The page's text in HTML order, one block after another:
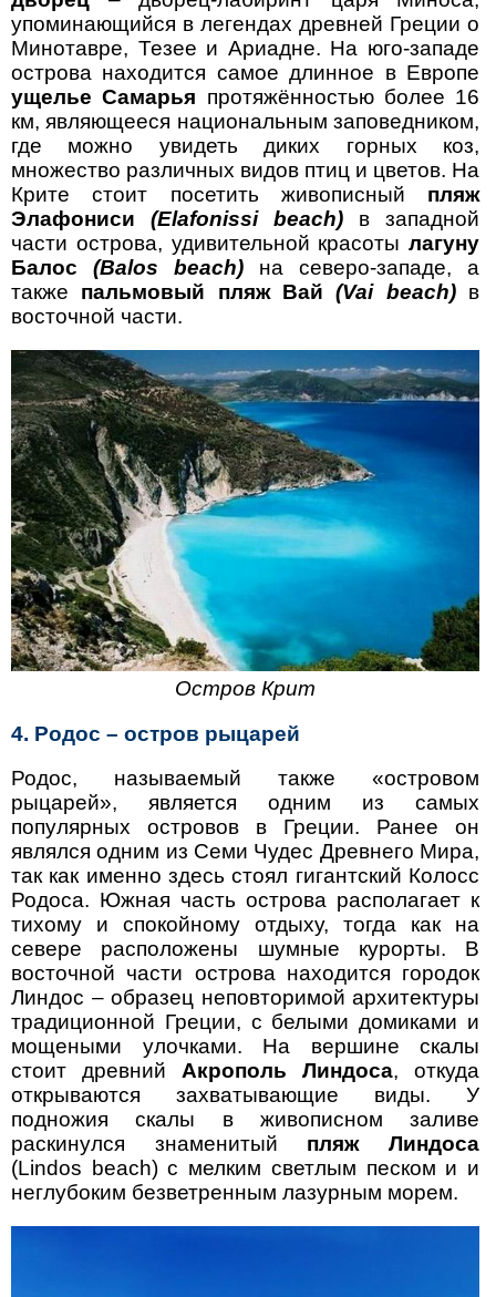
упоминающийся в легендах древней Греции о
Минотавре, Тезее и Ариадне. На юго-западе
острова находится самое длинное в Европе
ущелье Самарья протяжённостью более 16
км, являющееся национальным заповедником,
где можно увидеть диких горных коз,
множество различных видов птиц и цветов. На
Крите стоит посетить живописный пляж
Элафониси (Elafonissi beach) в западной
части острова, удивительной красоты лагуну
Балос (Balos beach) на северо-западе, а
также пальмовый пляж Вай (Vai beach)в
восточной части.
Остров Крит
4. Родос – остров рыцарей
Родос, называемый также «островом
рыцарей», является одним из самых
популярных островов в Греции. Ранее он
являлся одним из Семи Чудес Древнего Мира,
так как именно здесь стоял гигантский Колосс
Родоса. Южная часть острова располагает к
тихому и спокойному отдыху, тогда как на
севере расположены шумные курорты. В
восточной части острова находится городок
Линдос – образец неповторимой архитектуры
традиционной Греции, с белыми домиками и
мощеными улочками. На вершине скалы
стоит древний Акрополь Линдоса, откуда
открываются захватывающие виды. У
подножия скалы в живописном заливе
раскинулся знаменитый пляж Линдоса
(Lindos beach) с мелким светлым песком и и
неглубоким безветренным лазурным морем.